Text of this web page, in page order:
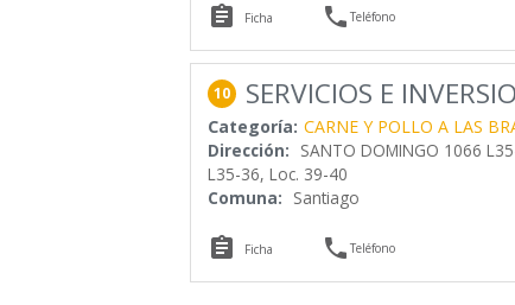
 Ficha Teléfono
10 SERVICIOS E
Categoría: CARNE Y POLLO A LAS
Dirección: SANTO DOMINGO 1066
L35-36, Loc. 39-40
Comuna: Santiago
 Ficha Teléfono